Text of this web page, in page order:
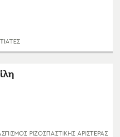
ΡΙΖΟΣΠΑΣΤΙΚΉΣ ΑΡΙΣΤΕΡΆΣ